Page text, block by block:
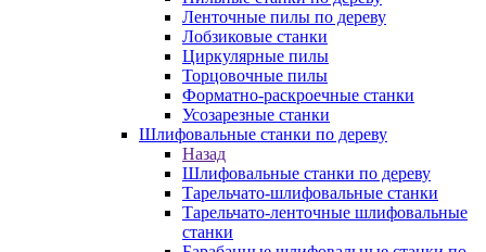
Ленточные пилы по дереву
Лобзиковые станки
Циркулярные пилы
Торцовочные пилы
Форматно-раскроечные станки
Усозарезные станки
Шлифовальные станки по дереву
Назад
Шлифовальные станки по дереву
Тарельчато-шлифовальные станки
Тарельчато-ленточные шлифовальные
станки